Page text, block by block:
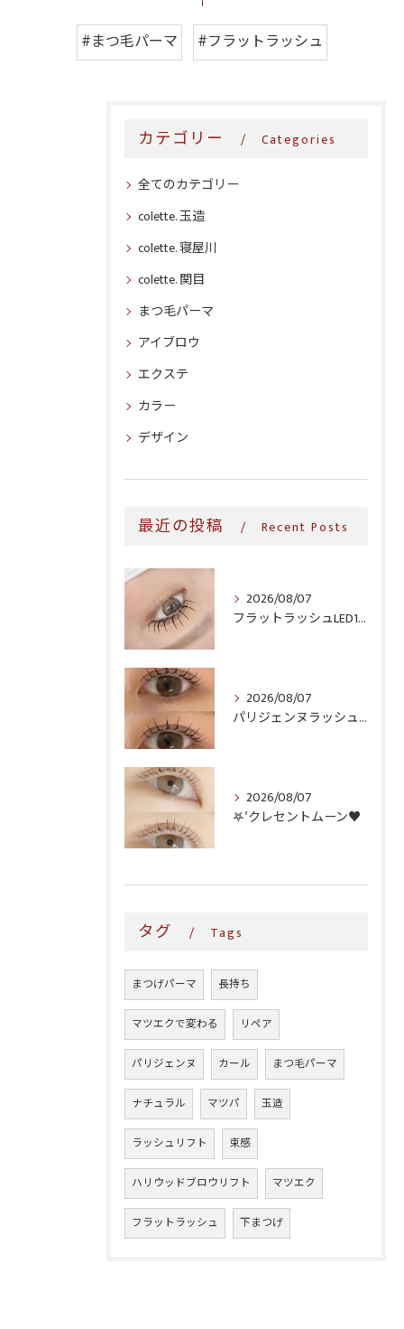
#まつ毛パーマ #フラットラッシュ
カテゴリー Categories
全てのカテゴリー
colette. 玉造
colette. 寝屋川
colette. 関目
まつ毛パーマ
アイブロウ
エクステ
カラー
デザイン
最近の投稿 Recent Posts
2026/08/07
フラットラッシュLED100本＆ヘルシー‎🤍
2026/08/07
パリジェンヌラッシュリフト♪
2026/08/07
𖤐′クレセントムーン♥️
タグ Tags
まつげパーマ 長持ち
マツエクで変わる リペア
パリジェンヌ カール まつ毛パーマ
ナチュラル マツパ 玉造
ラッシュリフト 束感
ハリウッドブロウリフト マツエク
フラットラッシュ 下まつげ